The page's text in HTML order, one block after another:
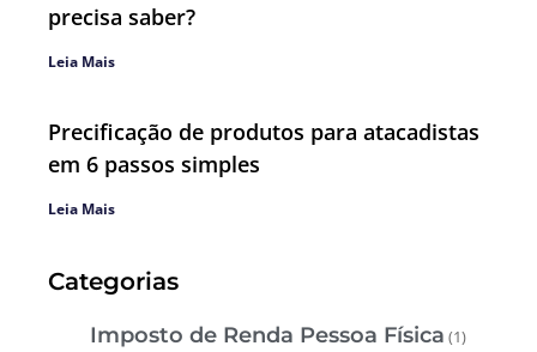
precisa saber?
Leia Mais
Precificação de produtos para atacadistas
em 6 passos simples
Leia Mais
Categorias
Imposto de Renda Pessoa Física (1)